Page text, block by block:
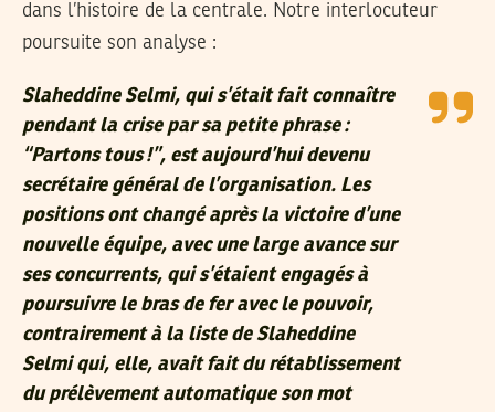
dans l’histoire de la centrale. Notre interlocuteur
poursuite son analyse :
Slaheddine Selmi, qui s’était fait connaître
pendant la crise par sa petite phrase :
“Partons tous !”, est aujourd’hui devenu
secrétaire général de l’organisation. Les
positions ont changé après la victoire d’une
nouvelle équipe, avec une large avance sur
ses concurrents, qui s’étaient engagés à
poursuivre le bras de fer avec le pouvoir,
contrairement à la liste de Slaheddine
Selmi qui, elle, avait fait du rétablissement
du prélèvement automatique son mot